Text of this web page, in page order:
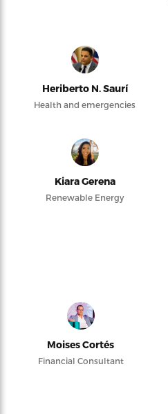
Heriberto N. Saurí
Health and emergencies
Kiara Gerena
Renewable Energy
Moises Cortés
Financial Consultant